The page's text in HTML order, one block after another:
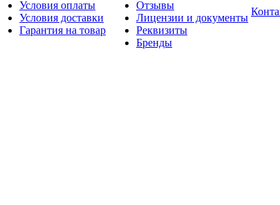
Условия оплаты
Условия доставки
Гарантия на товар
Отзывы
Лицензии и документы
Реквизиты
Бренды